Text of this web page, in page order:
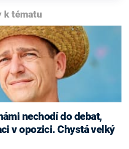
k tématu
nechodí do debat,
v opozici. Chystá velký